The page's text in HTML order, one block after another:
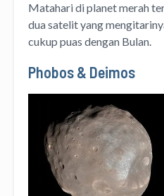
Matahari di planet merah
dua satelit yang
cukup puas dengan Bulan.
Phobos & Deimos